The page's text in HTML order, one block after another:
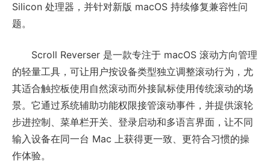
Silicon 处理器，并针对新版 macOS 持续修复兼容性问
题。
Scroll Reverser 是一款专注于 macOS 滚动方向管理
的轻量工具，可让用户按设备类型独立调整滚动行为，尤
其适合触控板使用自然滚动而外接鼠标使用传统滚动的场
景。它通过系统辅助功能权限接管滚动事件，并提供滚轮
步进控制、菜单栏开关、登录启动和多语言界面，让不同
输入设备在同一台 Mac 上获得更一致、更符合习惯的操
作体验。